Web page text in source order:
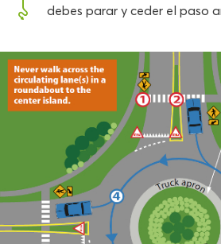
debes parar y ceder el paso